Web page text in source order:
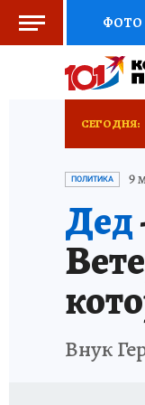
ФОТО
СЕГОДНЯ:
ПОЛИТИКА 9
Дед
Внук